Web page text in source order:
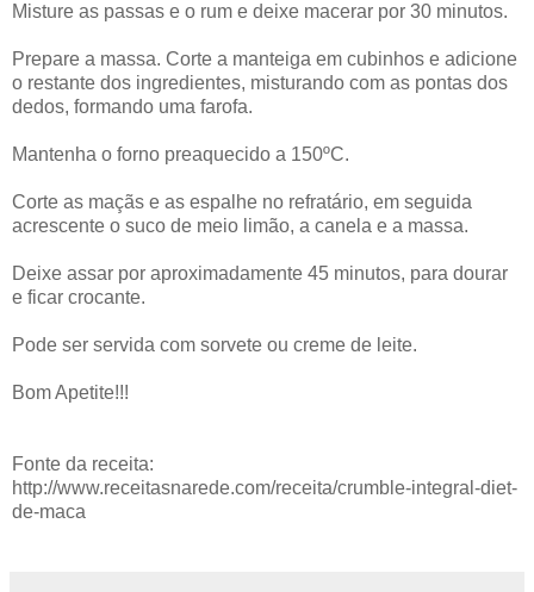
Misture as passas e o rum e deixe macerar por 30 minutos.
Prepare a massa. Corte a manteiga em cubinhos e adicione
o restante dos ingredientes, misturando com as pontas dos
dedos, formando uma farofa.
Mantenha o forno preaquecido a 150ºC.
Corte as maçãs e as espalhe no refratário, em seguida
acrescente o suco de meio limão, a canela e a massa.
Deixe assar por aproximadamente 45 minutos, para dourar
e ficar crocante.
Pode ser servida com sorvete ou creme de leite.
Bom Apetite!!!
Fonte da receita:
http://www.receitasnarede.com/receita/crumble-integral-diet-
de-maca